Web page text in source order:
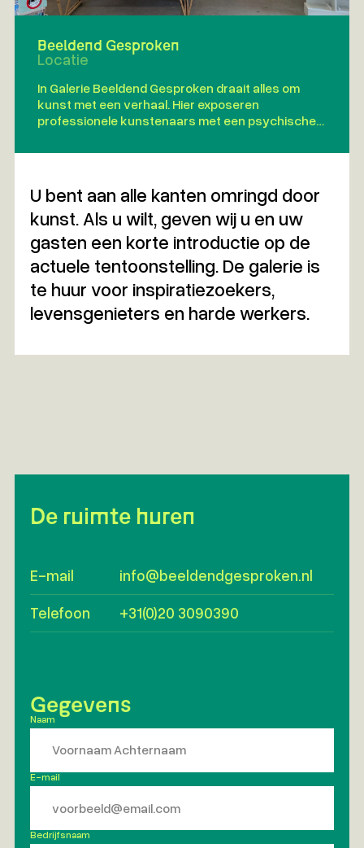
U bent aan alle kanten omringd door
kunst. Als u wilt, geven wij u en uw
gasten een korte introductie op de
actuele tentoonstelling. De galerie is
te huur voor inspiratiezoekers,
levensgenieters en harde werkers.
Beeldend Gesproken
Locatie
In Galerie Beeldend Gesproken draait alles om
kunst met een verhaal. Hier exposeren
professionele kunstenaars met een psychische
collectie én een plek waar kunst, welzijn en
De ruimte huren
E-mail info@beeldendgesproken.nl
Telefoon +31(0)20 3090390
Gegevens
Naam *
E-mail
Bedrijfsnaam